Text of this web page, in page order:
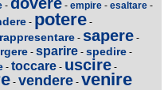
- - empire - esaltare -
- potere -
rappresentare - sapere -
- sparire - spedire -
- toccare - uscire -
- vendere - venire